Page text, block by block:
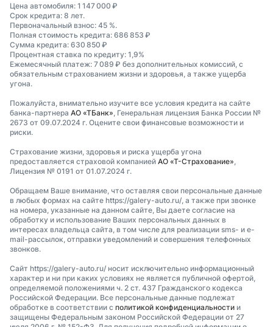
Цена автомобиля: 1 147 000 ₽
Срок кредита: 8 лет.
Первоначальный взнос: 45 %.
Полная стоимость кредита: 686 853 ₽
Сумма кредита: 630 850 ₽
Процентная ставка по кредиту: 1,9%
Ежемесячный платеж: 7 089 ₽ без дополнительных комиссий, с
обязательным страхованием жизни и здоровья, а также ущерба
угона.
Пожалуйста, внимательно изучите все условия кредита на сайте
банка-партнера АО «ТБанк» , Генеральная лицензия Банка России №
2673 от 09.07.2024 г. Оцените свои финансовые возможности и
риски.
Страхование жизни, здоровья и риска ущерба угона
предоставляется страховой компанией АО «Т-Страхование»
Лицензия № 0191 от 01.07.2024 г.
Обращаем Ваше внимание, что оставляя свои персональные данные
в любых формах на сайте https://galery-auto.ru/, а также при звонке
на номера, указанные на данном сайте, Вы даете согласие на
обработку и использование Ваших персональных данных в
интересах владельца сайта, в том числе для реализации sms- и e-
mail-рассылок, отправки уведомлений и совершения телефонных
звонков.
Сайт https://galery-auto.ru/ носит исключительно информационный
характер и ни при каких условиях не является публичной офертой,
определяемой положениями ч. 2 ст. 437 Гражданского кодекса
Российской Федерации. Все персональные данные подлежат
обработке в соответствии с политикой конфиденциальности и
защищены Федеральным законом Российской Федерации от 27